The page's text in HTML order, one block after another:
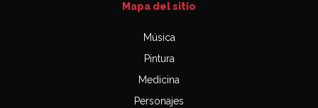
Mapa del sitio
Música
Pintura
Medicina
Personajes